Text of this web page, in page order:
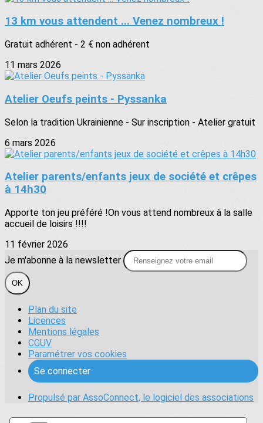
13 km vous attendent ... Venez nombreux !
Gratuit adhérent - 2 € non adhérent
11 mars 2026
Atelier Oeufs peints - Pyssanka
Selon la tradition Ukrainienne - Sur inscription - Atelier gratuit
6 mars 2026
Atelier parents/enfants jeux de société et crêpes
à 14h30
Apporte ton jeu préféré !On vous attend nombreux à la salle
accueil de loisirs !!!!
11 février 2026
Je m'abonne à la newsletter
OK
Plan du site
Licences
Mentions légales
CGUV
Paramétrer vos cookies
Se connecter
Propulsé par AssoConnect, le logiciel des associations